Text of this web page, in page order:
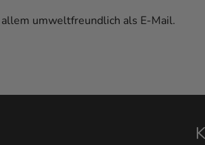
umweltfreundlich als E-Mail.